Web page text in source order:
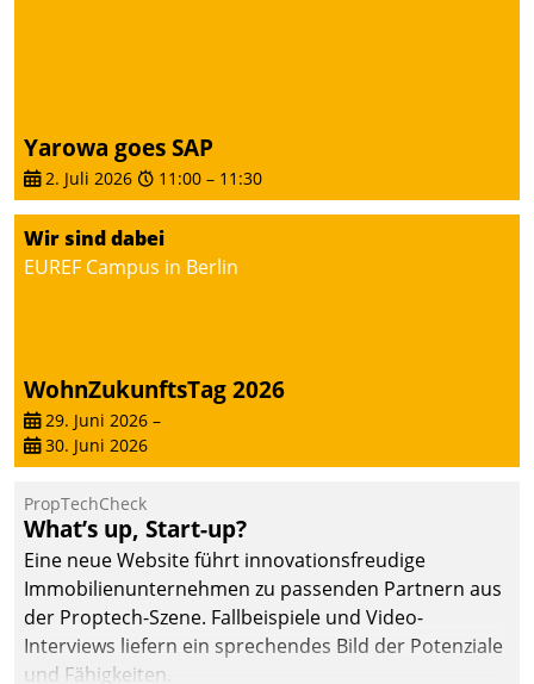
den Weg vom
Mieteranliegen zum
Dienstleisterauftrag.
Yarowa goes SAP
2. Juli 2026 11:00 – 11:30
Wir sind dabei
EUREF Campus in Berlin
WohnZukunftsTag 2026
29. Juni 2026 –
30. Juni 2026
PropTechCheck
What’s up, Start-up?
Eine neue Website führt innovationsfreudige
Immobilienunternehmen zu passenden Partnern aus
der Proptech-Szene. Fallbeispiele und Video-
Interviews liefern ein sprechendes Bild der Potenziale
und Fähigkeiten.